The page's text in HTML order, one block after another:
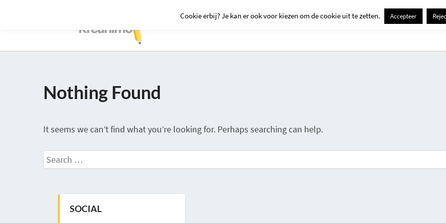
Contact Kids Creatief Erop Uit Huis En Tuin
Nothing
Found
Nothing Found
It seems we can’t find what you’re looking for. Perhaps searching can help.
Search
for:
SOCIAL
Cookie erbij? Je kan er ook voor kiezen om de cookie uit te zetten. Accepteer